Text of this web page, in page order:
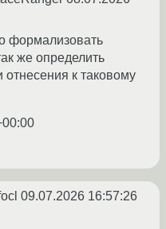
формализовать
же определить
отнесения к таковому
09.07.2026 16:57:26